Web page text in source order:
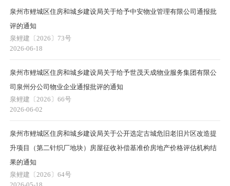
泉州市鲤城区住房和城乡建设局关于给予中安物业管理有限公司通报批
评的通知
泉鲤建〔2026〕73号
2026-06-18
泉州市鲤城区住房和城乡建设局关于给予世茂天成物业服务集团有限公
司泉州分公司物业企业通报批评的通知
泉鲤建〔2026〕66号
2026-06-02
泉州市鲤城区住房和城乡建设局关于公开选定古城危旧老旧片区改造提
升项目（第二针织厂地块）房屋征收补偿基准价房地产价格评估机构结
果的通知
泉鲤建〔2026〕64号